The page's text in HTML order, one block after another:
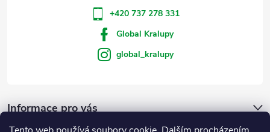
Informace pro vás
+420 737 278 331
Global Kralupy
global_kralupy